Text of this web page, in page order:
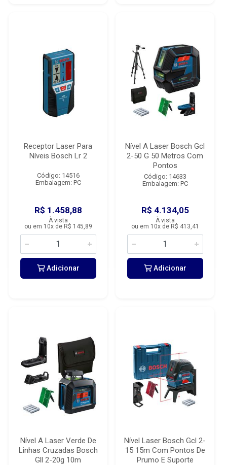
Receptor Laser Para
Níveis Bosch Lr 2
Código: 14516
Embalagem: PC
R$ 1.458,88
À vista
ou em 10x de R$ 145,89
Adicionar
Nível A Laser Bosch Gcl
2-50 G 50 Metros Com
Pontos
Código: 14633
Embalagem: PC
R$ 4.134,05
À vista
ou em 10x de R$ 413,41
Adicionar
Nível A Laser Verde De
Linhas Cruzadas Bosch
Gll 2-20g 10m
Nível Laser Bosch Gcl 2-
15 15m Com Pontos De
Prumo E Suporte